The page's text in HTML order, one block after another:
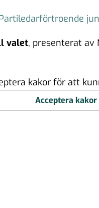
valet, presenterat av
kakor för att
Acceptera kakor